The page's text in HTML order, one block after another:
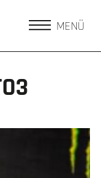
MENÜ